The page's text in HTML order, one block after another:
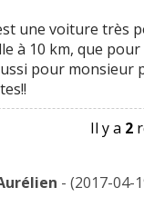
une voiture très
à 10 km, que
pour monsieur
Il y a 2
- (2017-04-